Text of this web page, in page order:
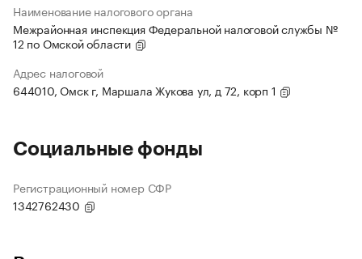
Наименование налогового органа
Межрайонная инспекция Федеральной налоговой службы №
12 по Омской области
Адрес налоговой
644010, Омск г, Маршала Жукова ул, д 72, корп 1
Социальные фонды
Регистрационный номер СФР
1342762430